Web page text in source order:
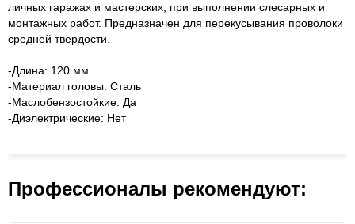
личных гаражах и мастерских, при выполнении слесарных и
монтажных работ. Предназначен для перекусывания проволоки
средней твердости.
-Длина: 120 мм
-Материал головы: Сталь
-Маслобензостойкие: Да
-Диэлектрические: Нет
Профессионалы рекомендуют: